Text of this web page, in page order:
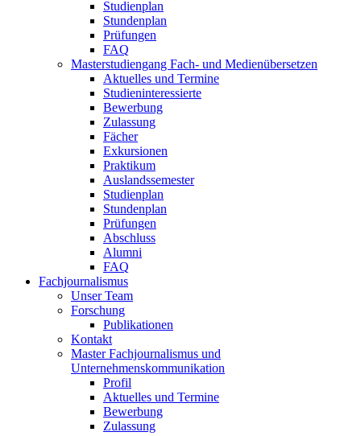
Studienplan
Stundenplan
Prüfungen
FAQ
Masterstudiengang Fach- und Medienübersetzen
Aktuelles und Termine
Studieninteressierte
Bewerbung
Zulassung
Fächer
Exkursionen
Praktikum
Auslandssemester
Studienplan
Stundenplan
Prüfungen
Abschluss
Alumni
FAQ
Fachjournalismus
Unser Team
Forschung
Publikationen
Kontakt
Master Fachjournalismus und
Unternehmenskommunikation
Profil
Aktuelles und Termine
Bewerbung
Zulassung